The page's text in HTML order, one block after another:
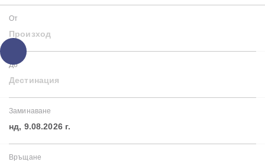
От
Произход
До
Дестинация
Заминаване
нд, 9.08.2026 г.
Връщане